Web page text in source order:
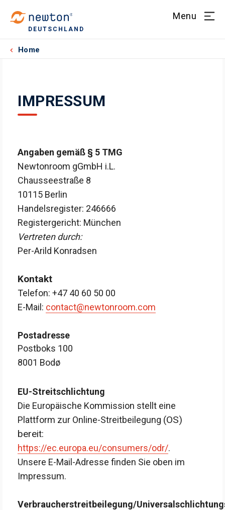
DEUTSCHLAND
Menu
Home
IMPRESSUM
Angaben gemäß § 5 TMG
Newtonroom gGmbH i.L.
Chausseestraße 8
10115 Berlin
Handelsregister: 246666
Registergericht: München
Vertreten durch:
Per-Arild Konradsen
Kontakt
Telefon: +47 40 60 50 00
E-Mail: contact@newtonroom.com
Postadresse
Postboks 100
8001 Bodø
EU-Streitschlichtung
Die Europäische Kommission stellt eine
Plattform zur Online-Streitbeilegung (OS)
bereit:
https://ec.europa.eu/consumers/odr/.
Unsere E-Mail-Adresse finden Sie oben im
Impressum.
Verbraucherstreitbeilegung/